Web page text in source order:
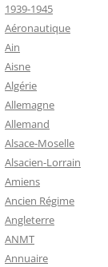
DU CLION-
1944)
SUR-
MARIE
1939-1945
Aéronautique
Ain
Aisne
Algérie
Allemagne
Allemand
Alsace-Moselle
Alsacien-Lorrain
Amiens
Ancien Régime
Angleterre
ANMT
Annuaire